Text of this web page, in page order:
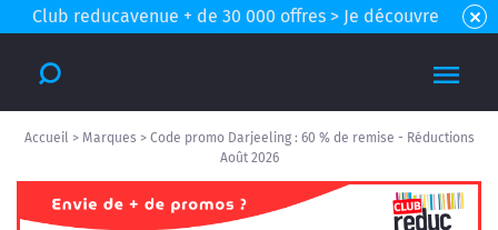
Club reducavenue + de 30 000 offres > Je découvre
Accueil > Marques > Code promo Darjeeling : 60 % de remise - Réductions
Août 2026